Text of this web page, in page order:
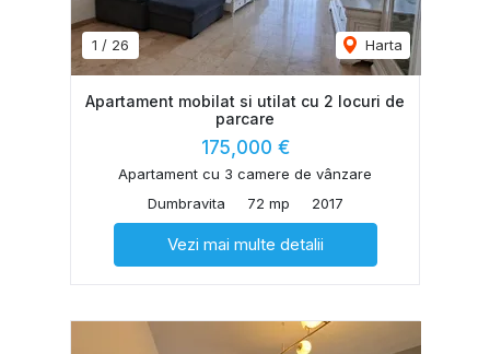
1 / 26 Harta
Apartament mobilat si utilat cu 2 locuri de
parcare
175,000 €
Apartament cu 3 camere de vânzare
Dumbravita
72 mp 2017
Vezi mai multe detalii